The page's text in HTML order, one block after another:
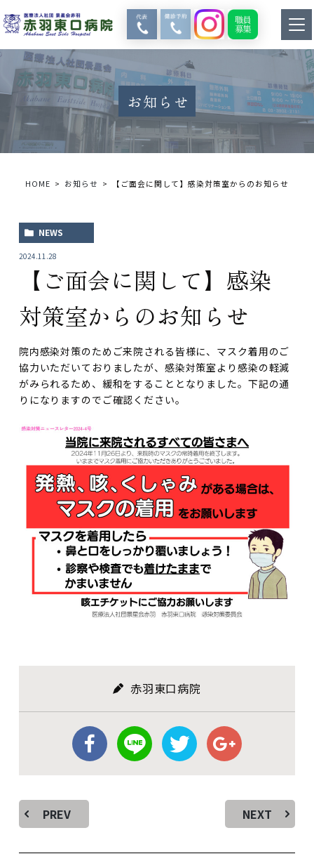
お知らせ
HOME お知らせ 【ご面会に関して】感染対策室からのお知らせ
NEWS
2024.11.28
【ご面会に関して】感染
対策室からのお知らせ
院内感染対策のためご来院される皆様に、マスク着用のご
協力いただいておりましたが、感染対策室より感染の軽減
がみられるため、緩和をすることとなりました。下記の通
りになりますのでご確認ください。
赤羽東口病院
PREV NEXT